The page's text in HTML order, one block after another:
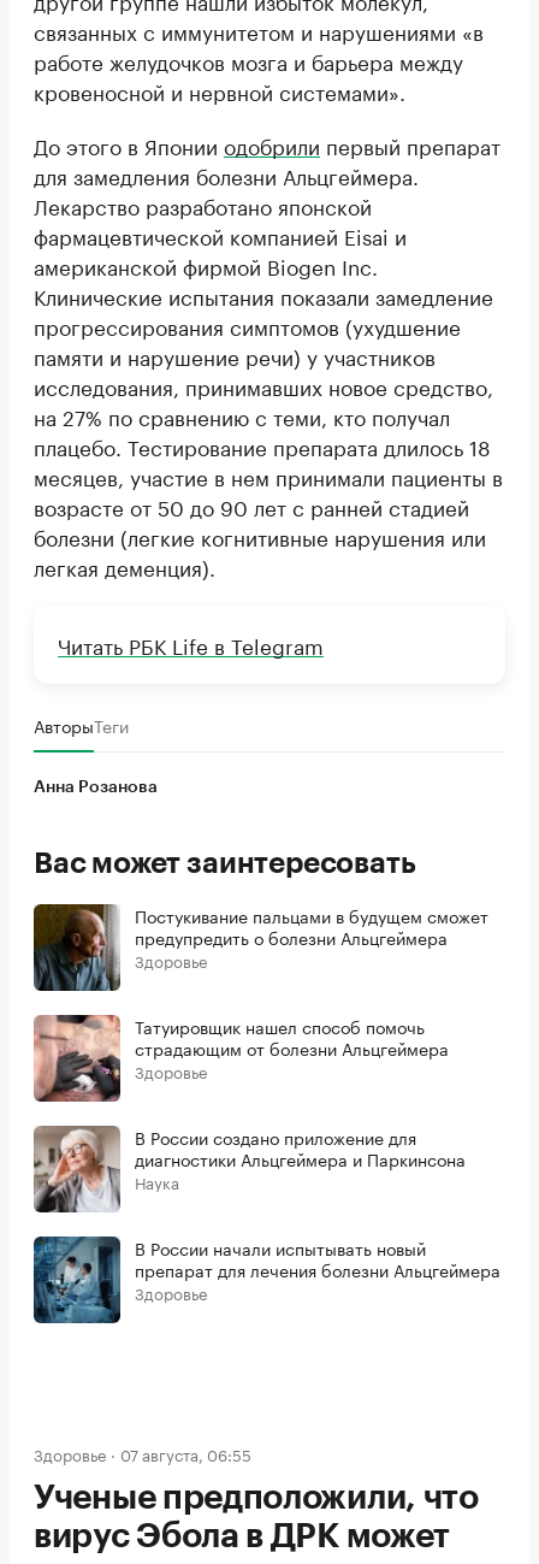
связанных с иммунитетом и нарушениями «в
работе желудочков мозга и барьера между
кровеносной и нервной системами».
До этого в Японии одобрили первый препарат
для замедления болезни Альцгеймера.
Лекарство разработано японской
фармацевтической компанией Eisai и
американской фирмой Biogen Inc.
Клинические испытания показали замедление
прогрессирования симптомов (ухудшение
памяти и нарушение речи) у участников
исследования, принимавших новое средство,
на 27% по сравнению с теми, кто получал
плацебо. Тестирование препарата длилось 18
месяцев, участие в нем принимали пациенты в
возрасте от 50 до 90 лет с ранней стадией
болезни (легкие когнитивные нарушения или
легкая деменция).
Читать РБК Life в Telegram
АвторыТеги
Анна Розанова
Вас может заинтересовать
Постукивание пальцами в будущем сможет
предупредить о болезни Альцгеймера
Здоровье
Татуировщик нашел способ помочь
страдающим от болезни Альцгеймера
Здоровье
В России создано приложение для
диагностики Альцгеймера и Паркинсона
Наука
В России начали испытывать новый
препарат для лечения болезни Альцгеймера
Здоровье
Здоровье 07 августа, 06:55
Ученые предположили, что
вирус Эбола в ДРК может